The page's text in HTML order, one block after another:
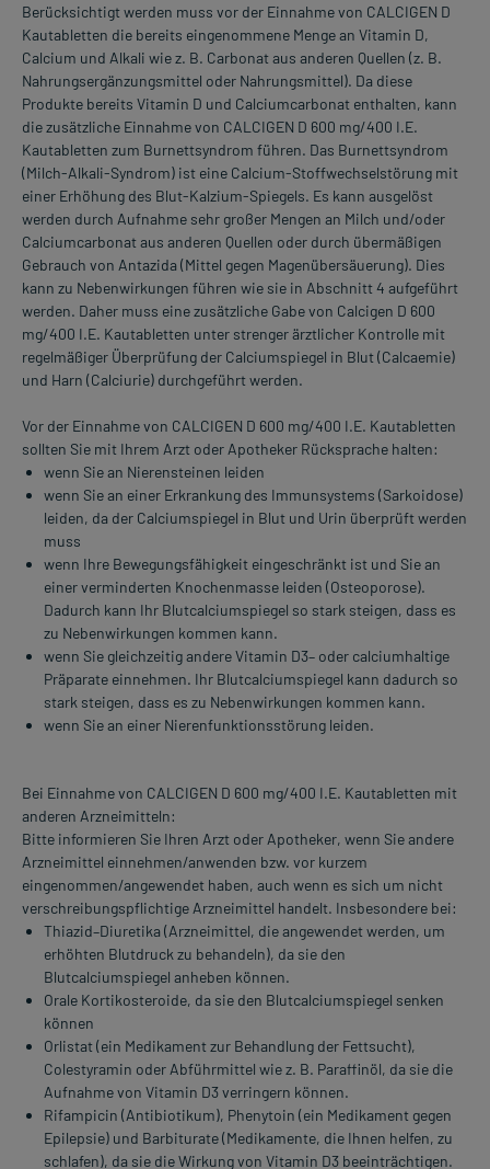
Berücksichtigt werden muss vor der Einnahme von CALCIGEN D
Kautabletten die bereits eingenommene Menge an Vitamin D,
Calcium und Alkali wie z. B. Carbonat aus anderen Quellen (z. B.
Nahrungsergänzungsmittel oder Nahrungsmittel). Da diese
Produkte bereits Vitamin D und Calciumcarbonat enthalten, kann
die zusätzliche Einnahme von CALCIGEN D 600 mg/400 I.E.
Kautabletten zum Burnettsyndrom führen. Das Burnettsyndrom
(Milch-Alkali-Syndrom) ist eine Calcium-Stoffwechselstörung mit
einer Erhöhung des Blut-Kalzium-Spiegels. Es kann ausgelöst
werden durch Aufnahme sehr großer Mengen an Milch und/oder
Calciumcarbonat aus anderen Quellen oder durch übermäßigen
Gebrauch von Antazida (Mittel gegen Magenübersäuerung). Dies
kann zu Nebenwirkungen führen wie sie in Abschnitt 4 aufgeführt
werden. Daher muss eine zusätzliche Gabe von Calcigen D 600
mg/400 I.E. Kautabletten unter strenger ärztlicher Kontrolle mit
regelmäßiger Überprüfung der Calciumspiegel in Blut (Calcaemie)
und Harn (Calciurie) durchgeführt werden.
Vor der Einnahme von CALCIGEN D 600 mg/400 I.E. Kautabletten
sollten Sie mit Ihrem Arzt oder Apotheker Rücksprache halten:
wenn Sie an Nierensteinen leiden
wenn Sie an einer Erkrankung des Immunsystems (Sarkoidose)
leiden, da der Calciumspiegel in Blut und Urin überprüft werden
muss
wenn Ihre Bewegungsfähigkeit eingeschränkt ist und Sie an
einer verminderten Knochenmasse leiden (Osteoporose).
Dadurch kann Ihr Blutcalciumspiegel so stark steigen, dass es
zu Nebenwirkungen kommen kann.
wenn Sie gleichzeitig andere Vitamin D3– oder calciumhaltige
Präparate einnehmen. Ihr Blutcalciumspiegel kann dadurch so
stark steigen, dass es zu Nebenwirkungen kommen kann.
wenn Sie an einer Nierenfunktionsstörung leiden.
Bei Einnahme von CALCIGEN D 600 mg/400 I.E. Kautabletten mit
anderen Arzneimitteln:
Bitte informieren Sie Ihren Arzt oder Apotheker, wenn Sie andere
Arzneimittel einnehmen/anwenden bzw. vor kurzem
eingenommen/angewendet haben, auch wenn es sich um nicht
verschreibungspflichtige Arzneimittel handelt. Insbesondere bei:
Thiazid–Diuretika (Arzneimittel, die angewendet werden, um
erhöhten Blutdruck zu behandeln), da sie den
Blutcalciumspiegel anheben können.
Orale Kortikosteroide, da sie den Blutcalciumspiegel senken
können
Orlistat (ein Medikament zur Behandlung der Fettsucht),
Colestyramin oder Abführmittel wie z. B. Paraffinöl, da sie die
Aufnahme von Vitamin D3 verringern können.
Rifampicin (Antibiotikum), Phenytoin (ein Medikament gegen
Epilepsie) und Barbiturate (Medikamente, die Ihnen helfen, zu
schlafen), da sie die Wirkung von Vitamin D3 beeinträchtigen.